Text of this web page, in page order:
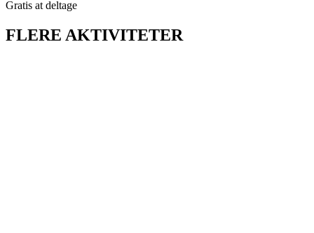
Gratis at deltage
FLERE AKTIVITETER